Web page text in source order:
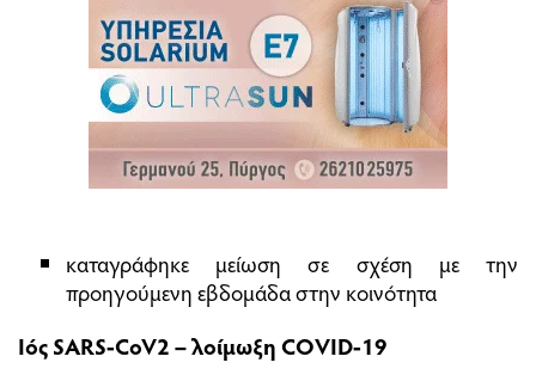
καταγράφηκε μείωση σε σχέση με την
προηγούμενη εβδομάδα στην κοινότητα
Ιός SARS-CoV2 – λοίμωξη COVID-19